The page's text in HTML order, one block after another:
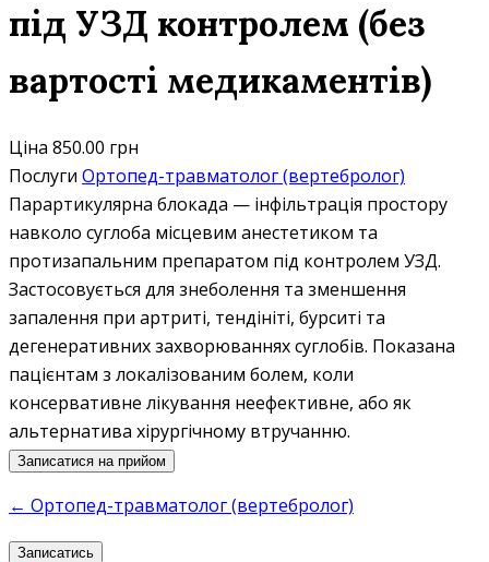
під УЗД контролем (без
вартості медикаментів)
Ціна 850.00 грн
Послуги Ортопед-травматолог (вертебролог)
Парартикулярна блокада — інфільтрація простору
навколо суглоба місцевим анестетиком та
протизапальним препаратом під контролем УЗД.
Застосовується для знеболення та зменшення
запалення при артриті, тендініті, бурситі та
дегенеративних захворюваннях суглобів. Показана
пацієнтам з локалізованим болем, коли
консервативне лікування неефективне, або як
альтернатива хірургічному втручанню.
Записатися на прийом
← Ортопед-травматолог (вертебролог)
Записатись